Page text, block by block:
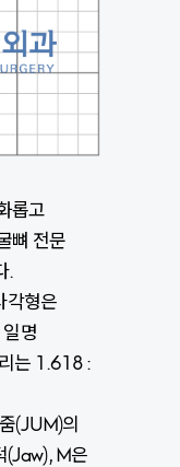
롭고
뼈 전문
.
각형은
명
는 1.618 :
(JUM)의
(Jaw), M은